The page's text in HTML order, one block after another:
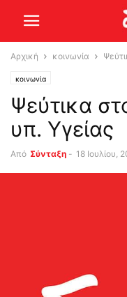
Αρχική κοινωνία
κοινωνία
Ψεύτικα
υπ. Υγείας
Από Σύνταξη - 18 Ιουλίου,